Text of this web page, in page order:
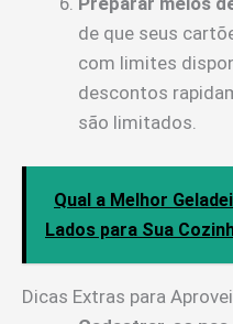
de que seus
com limites
descontos
são limitados.
Qual a Melhor
Lados para Sua
Dicas Extras para